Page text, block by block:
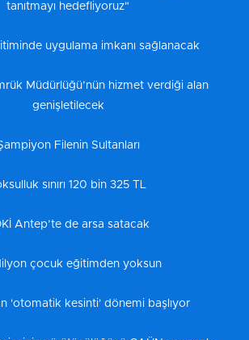
tanıtmayı hedefliyoruz"
uygulama imkanı sağlanacak
Müdürlüğü’nün hizmet verdiği alan
genişletilecek
Filenin Sultanları
sınırı 120 bin 325 TL
Antep’te de arsa satacak
çocuk eğitimden yoksun
'otomatik kesinti' dönemi başlıyor